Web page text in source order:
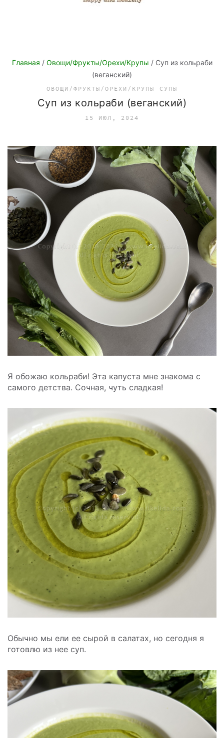
Главная / Овощи/Фрукты/Орехи/Крупы / Суп из кольраби
(веганский)
ОВОЩИ/ФРУКТЫ/ОРЕХИ/КРУПЫ СУПЫ
Суп из кольраби (веганский)
15 ИЮЛ, 2024
Я обожаю кольраби! Эта капуста мне знакома с
самого детства. Сочная, чуть сладкая!
Обычно мы ели ее сырой в салатах, но сегодня я
готовлю из нее суп.